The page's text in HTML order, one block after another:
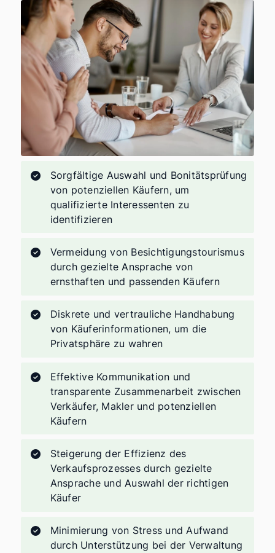
Sorgfältige Auswahl und Bonitätsprüfung
von potenziellen Käufern, um
qualifizierte Interessenten zu
identifizieren
Vermeidung von Besichtigungstourismus
durch gezielte Ansprache von
ernsthaften und passenden Käufern
Diskrete und vertrauliche Handhabung
von Käuferinformationen, um die
Privatsphäre zu wahren
Effektive Kommunikation und
transparente Zusammenarbeit zwischen
Verkäufer, Makler und potenziellen
Käufern
Steigerung der Effizienz des
Verkaufsprozesses durch gezielte
Ansprache und Auswahl der richtigen
Käufer
Minimierung von Stress und Aufwand
durch Unterstützung bei der Verwaltung